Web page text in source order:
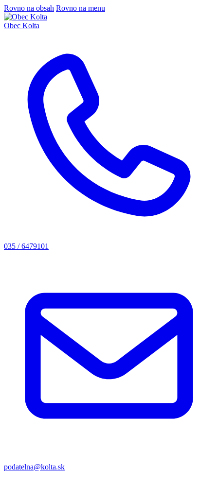
Rovno na obsah Rovno na menu
Obec Kolta
035 / 6479101
podatelna@kolta.sk